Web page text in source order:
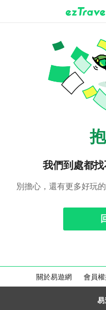
我們到處都
別擔心，還有更多好玩
關於易遊網 會員
易